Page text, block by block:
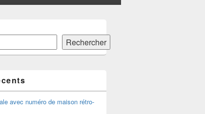
Rechercher
avec numéro de maison rétro-